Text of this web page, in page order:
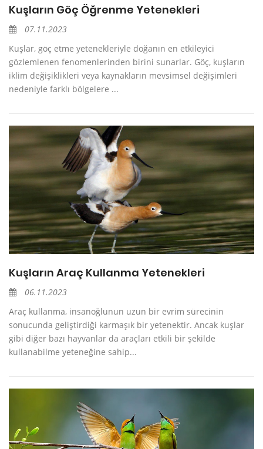
Kuşların Göç Öğrenme Yetenekleri
07.11.2023
Kuşlar, göç etme yetenekleriyle doğanın en etkileyici
gözlemlenen fenomenlerinden birini sunarlar. Göç, kuşların
iklim değişiklikleri veya kaynakların mevsimsel değişimleri
nedeniyle farklı bölgelere ...
Kuşların Araç Kullanma Yetenekleri
06.11.2023
Araç kullanma, insanoğlunun uzun bir evrim sürecinin
sonucunda geliştirdiği karmaşık bir yetenektir. Ancak kuşlar
gibi diğer bazı hayvanlar da araçları etkili bir şekilde
kullanabilme yeteneğine sahip...